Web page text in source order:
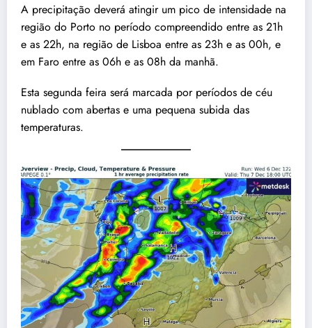
A precipitação deverá atingir um pico de intensidade na
região do Porto no período compreendido entre as 21h
e as 22h, na região de Lisboa entre as 23h e as 00h, e
em Faro entre as 06h e as 08h da manhã.
Esta segunda feira será marcada por períodos de céu
nublado com abertas e uma pequena subida das
temperaturas.